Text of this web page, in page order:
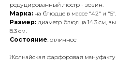
редуцированный люстр - эозин.
Марка: на блюдце в массе "42" и "5".
Размер: диаметр блюдца 14.3 см,
8.3 см.
Состояние: отличное
Жолнайская фарфоровая